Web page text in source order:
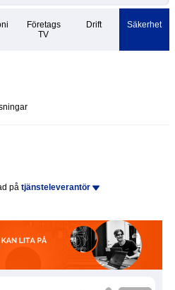
Företags
TV
Drift Säkerhet
på tjänsteleverantör